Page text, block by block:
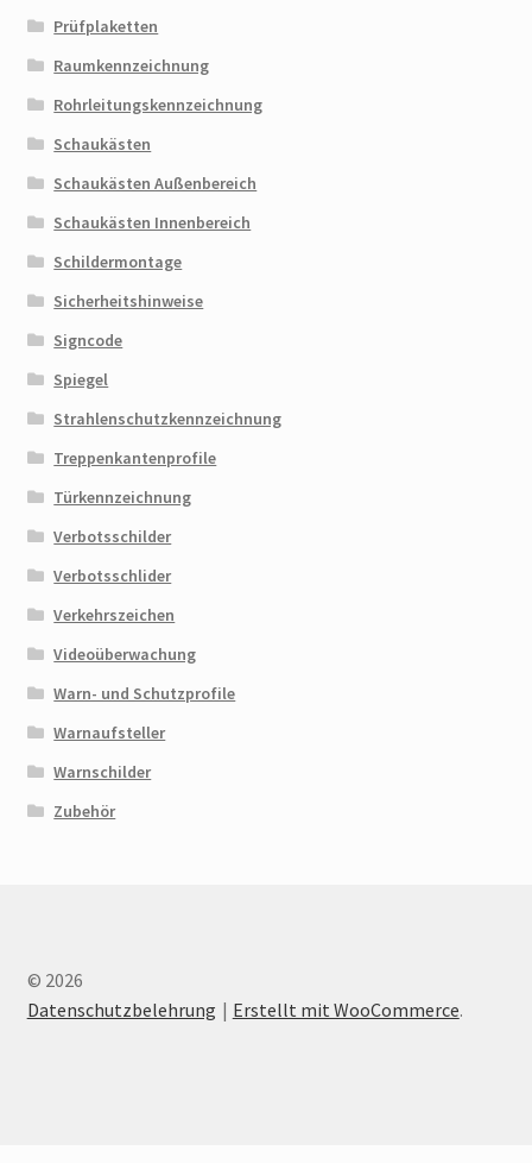
Prüfplaketten
Raumkennzeichnung
Rohrleitungskennzeichnung
Schaukästen
Schaukästen Außenbereich
Schaukästen Innenbereich
Schildermontage
Sicherheitshinweise
Signcode
Spiegel
Strahlenschutzkennzeichnung
Treppenkantenprofile
Türkennzeichnung
Verbotsschilder
Verbotsschlider
Verkehrszeichen
Videoüberwachung
Warn- und Schutzprofile
Warnaufsteller
Warnschilder
Zubehör
© 2026
Datenschutzbelehrung
Erstellt mit WooCommerce.